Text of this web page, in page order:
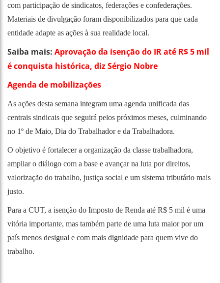
com participação de sindicatos, federações e confederações.
Materiais de divulgação foram disponibilizados para que cada
entidade adapte as ações à sua realidade local.
Saiba mais: Aprovação da isenção do IR até R$ 5 mil
é conquista histórica, diz Sérgio Nobre
Agenda de mobilizações
As ações desta semana integram uma agenda unificada das
centrais sindicais que seguirá pelos próximos meses, culminando
no 1º de Maio, Dia do Trabalhador e da Trabalhadora.
O objetivo é fortalecer a organização da classe trabalhadora,
ampliar o diálogo com a base e avançar na luta por direitos,
valorização do trabalho, justiça social e um sistema tributário mais
justo.
Para a CUT, a isenção do Imposto de Renda até R$ 5 mil é uma
vitória importante, mas também parte de uma luta maior por um
país menos desigual e com mais dignidade para quem vive do
trabalho.